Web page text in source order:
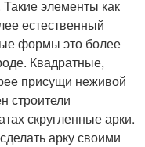
Такие элементы как
естественный
формы это более
Квадратные,
присущи неживой
строители
скругленные арки.
арку своими